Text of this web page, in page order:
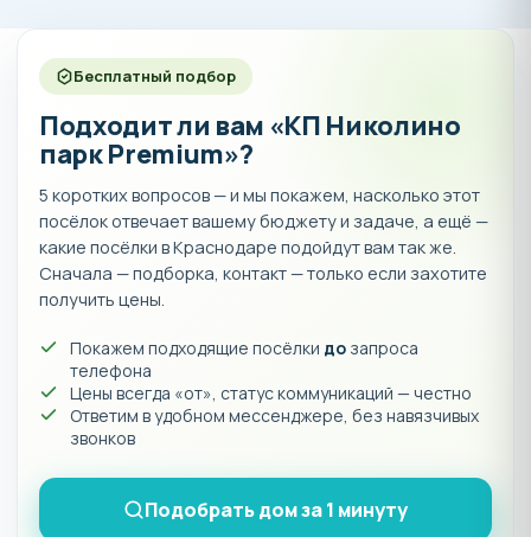
Бесплатный подбор
Подходит ли вам «КП Николино
парк Premium»?
5 коротких вопросов — и мы покажем, насколько этот
посёлок отвечает вашему бюджету и задаче, а ещё —
какие посёлки в Краснодаре подойдут вам так же.
Сначала — подборка, контакт — только если захотите
получить цены.
Покажем подходящие посёлки до запроса
телефона
Цены всегда «от», статус коммуникаций — честно
Ответим в удобном мессенджере, без навязчивых
звонков
Подобрать дом за 1 минуту